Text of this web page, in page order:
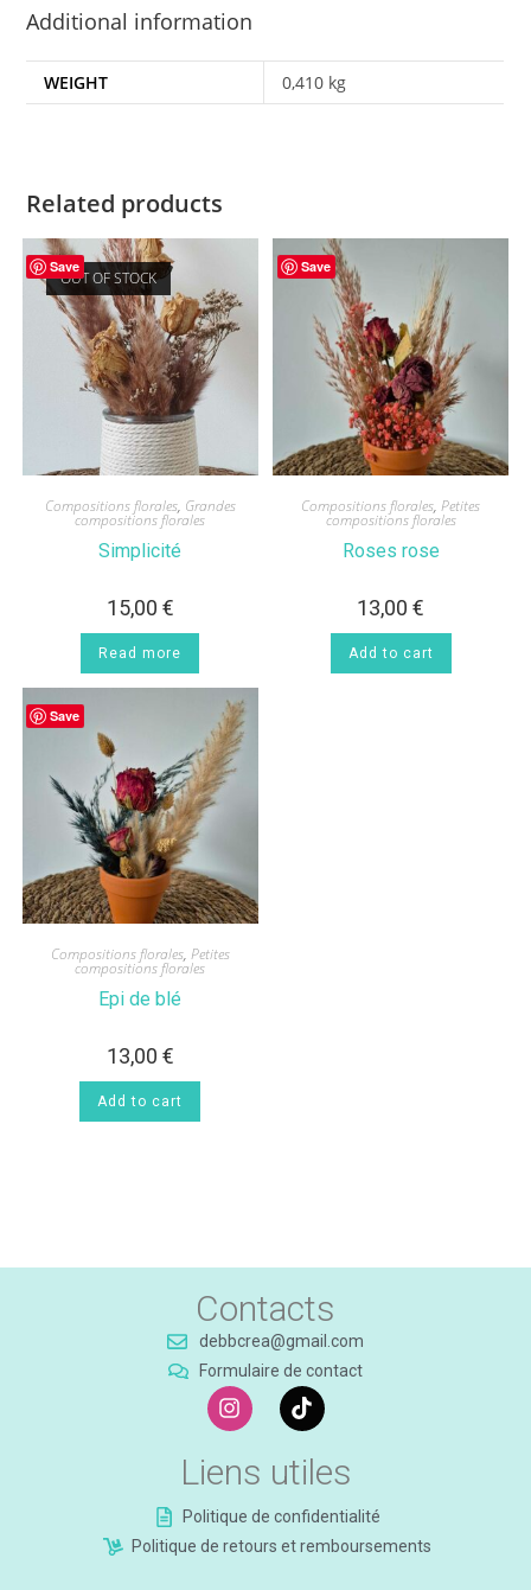
Additional information
WEIGHT 0,410 kg
Related products
Save
OUT OF STOCK
Compositions florales, Grandes
compositions florales
Simplicité
15,00 €
Read more
Save
Compositions florales,Petites
compositions florales
Roses rose
13,00€
Add to cart
Save
Compositions florales, Petites
compositions florales
Epi de blé
13,00 €
Add to cart
Contacts
debbcrea@gmail.com
Formulaire de contact
Liens utiles
Politique de confidentialité
Politique de retours et remboursements